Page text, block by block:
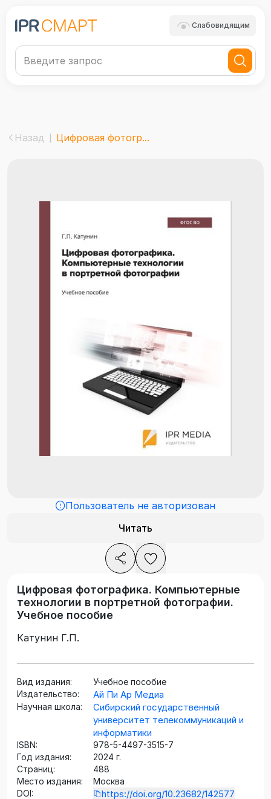
Слабовидящим
Назад Цифровая фотогр...
Пользователь не авторизован
Читать
Цифровая фотографика. Компьютерные
технологии в портретной фотографии.
Учебное пособие
Катунин Г.П.
Вид издания:
Учебное пособие
Издательство:
Ай Пи Ар Медиа
Научная школа:
Сибирский государственный
университет телекоммуникаций и
информатики
ISBN:
978-5-4497-3515-7
Год издания:
2024 г.
Страниц:
488
Место издания:
Москва
DOI:
https://doi.org/10.23682/142577